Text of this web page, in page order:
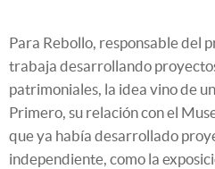
Para Rebollo, responsable del
trabaja desarrollando
patrimoniales, la idea vino de
Primero, su relación con el
que ya había desarrollado
independiente, como la